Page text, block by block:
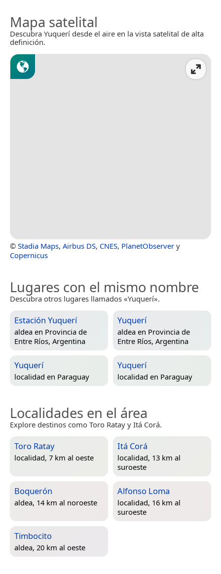
Mapa satelital
Descubra Yuquerí desde el aire en la vista satelital de alta
definición.
© Stadia Maps, Airbus DS, CNES, PlanetObserver y
Copernicus
Lugares con el mismo nombre
Descubra otros lugares llamados «Yuquerí».
Estación Yuquerí
aldea en Provincia de
Entre Ríos, Argentina
Yuquerí
aldea en Provincia de
Entre Ríos, Argentina
Yuquerí
localidad en Paraguay
Yuquerí
localidad en Paraguay
Localidades en el área
Explore destinos como Toro Ratay y Itá Corá.
Toro Ratay
localidad, 7 km al oeste
Itá Corá
localidad, 13 km al
suroeste
Boquerón
aldea, 14 km al noroeste
Alfonso Loma
localidad, 16 km al
suroeste
Timbocito
aldea, 20 km al oeste